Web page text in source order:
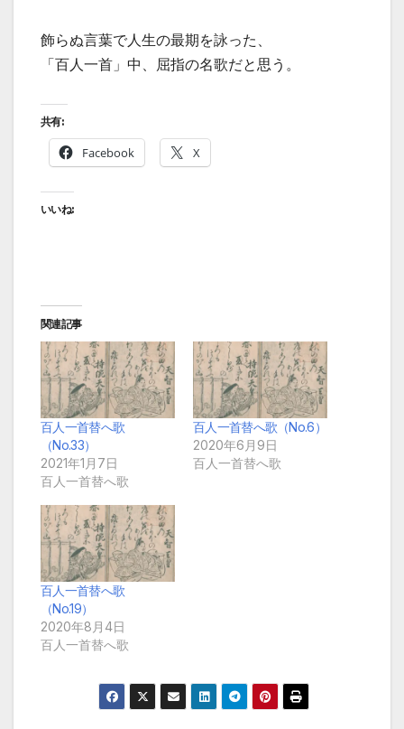
飾らぬ言葉で人生の最期を詠った、
「百人一首」中、屈指の名歌だと思う。
共有:
Facebook X
いいね:
関連記事
百人一首替へ歌
（No.33）
2021年1月7日
百人一首替へ歌
百人一首替へ歌（No.6）
2020年6月9日
百人一首替へ歌
百人一首替へ歌
（No.19）
2020年8月4日
百人一首替へ歌